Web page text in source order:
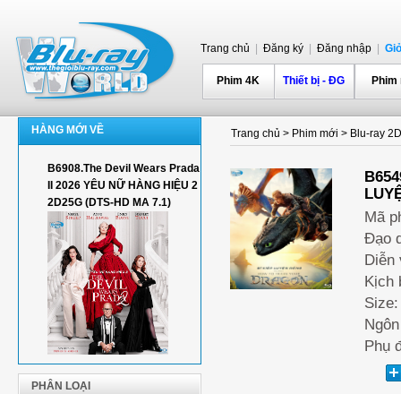
Trang chủ Đăng ký Đăng nhập
Phim 4K Thiết bị - ĐG
HÀNG MỚI VỀ
B6908.The Devil Wears Prada
II 2026 YÊU NỮ HÀNG HIỆU 2
2D25G (DTS-HD MA 7.1)
PHÂN LOẠI
Trang chủ > Phim mới > Blu-ray 2D
Mã
Đạo
Diễn
Kịch
Phụ